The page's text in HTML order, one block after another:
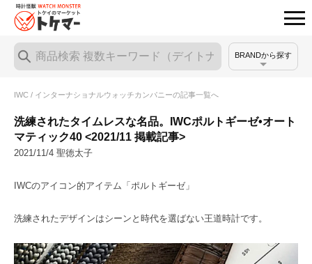
BRANDから探す
IWC / インターナショナルウォッチカンパニーの記事一覧へ
洗練されたタイムレスな名品。IWCポルトギーゼ•オート
マティック40 <2021/11 掲載記事>
2021/11/4 聖徳太子
IWCのアイコン的アイテム「ポルトギーゼ」
洗練されたデザインはシーンと時代を選ばない王道時計です。